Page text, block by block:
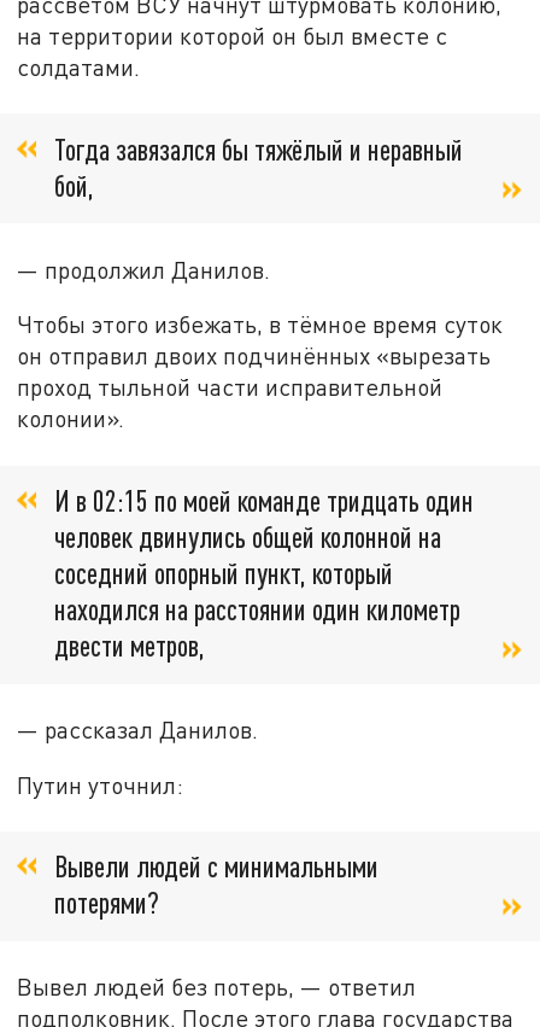
на территории которой он был вместе с
солдатами.
Тогда завязался бы тяжёлый и неравный
бой,
— продолжил Данилов.
Чтобы этого избежать, в тёмное время суток
он отправил двоих подчинённых «вырезать
проход тыльной части исправительной
колонии».
И в 02:15 по моей команде тридцать один
человек двинулись общей колонной на
соседний опорный пункт, который
находился на расстоянии один километр
двести метров,
— рассказал Данилов.
Путин уточнил:
Вывели людей с минимальными
потерями?
Вывел людей без потерь, — ответил
подполковник. После этого глава государства